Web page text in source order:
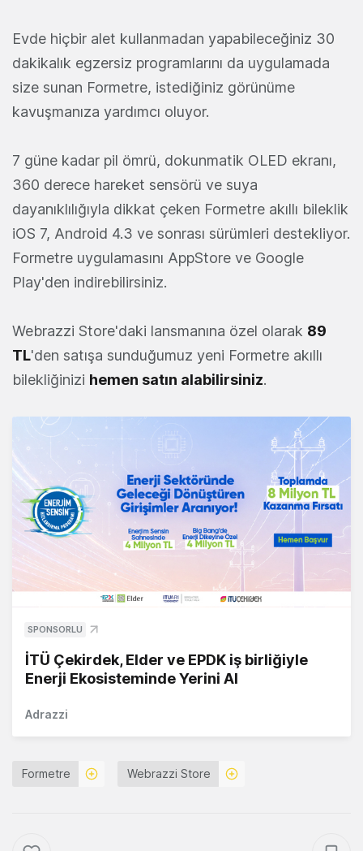
Evde hiçbir alet kullanmadan yapabileceğiniz 30
dakikalık egzersiz programlarını da uygulamada
size sunan Formetre, istediğiniz görünüme
kavuşmanıza yardımcı oluyor.
7 güne kadar pil ömrü, dokunmatik OLED ekranı,
360 derece hareket sensörü ve suya
dayanıklılığıyla dikkat çeken Formetre akıllı bileklik
iOS 7, Android 4.3 ve sonrası sürümleri destekliyor.
Formetre uygulamasını AppStore ve Google
Play'den indirebilirsiniz.
Webrazzi Store'daki lansmanına özel olarak 89
TL'den satışa sunduğumuz yeni Formetre akıllı
bilekliğinizi hemen satın alabilirsiniz.
SPONSORLU
İTÜ Çekirdek, Elder ve EPDK iş birliğiyle
Enerji Ekosisteminde Yerini Al
Adrazzi
Formetre Webrazzi Store